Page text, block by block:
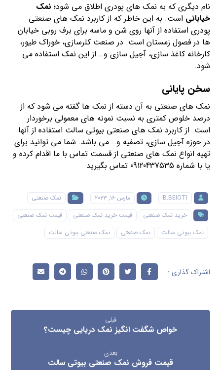
نام دیگری که به نمک های پودری اطلاق می شود؛ نمک
خیابانی است. به این خاطر که از کاربرد نمک های صنعتی
پودری استفاده از آنها روی شن و ماسه برای برف روبی خیابان
ها در فصول زمستان است. در صنعت کلرسازی، خوراک طیور،
کارخانه کاغذ سازی، آجیل سازی و… از این نمک استفاده می
شود.
سخن پایانی
نمک های صنعتی به آن دسته از نمک ها گفته می شود که از
درصد خلوص کمتری به نسبت نمونه های معمولی برخوردار
است. از کاربرد نمک های صنعتی بیوتی سالت استفاده از آنها
در حوزه آجیل سازی، تصفیه و… می باشد. شما می توانید برای
تهیه انواع نمک های صنعتی از قسمت تماس با ما اقدام کرده و
یا با شماره 09120437535 تماس بگیرید
B.BEIOTI مارس ۱۶, ۲۰۲۳
نمک صنعتی
خرید نمک صنعتی
قیمت خرید نمک صنعتی
قیمت نمک صنعتی
نمک بیوتی سالت
نمک صنعتی نمک صنعتی بیوتی سالت
قبلی
خواص شگفت انگیز نمک دریایی چیست؟
بعدی
قیمت فروش نمک صنعتی بیوتی سالت